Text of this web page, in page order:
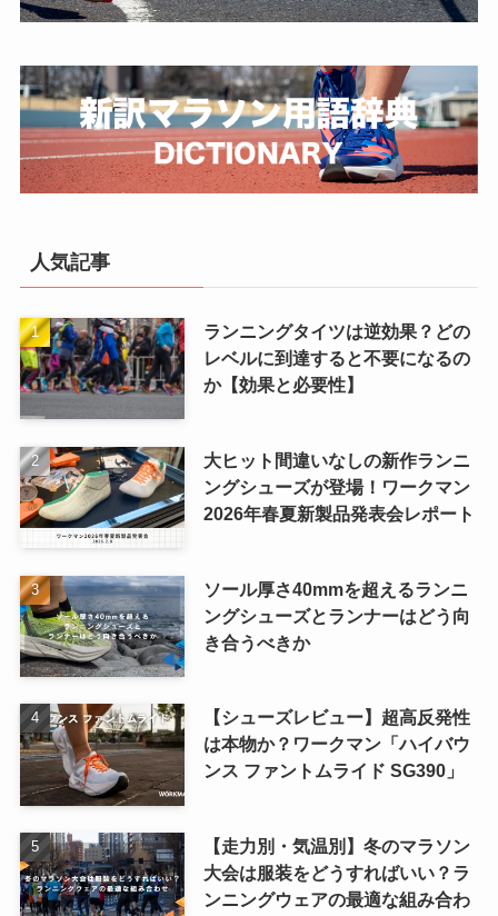
人気記事
ランニングタイツは逆効果？どの
レベルに到達すると不要になるの
か【効果と必要性】
大ヒット間違いなしの新作ランニ
ングシューズが登場！ワークマン
2026年春夏新製品発表会レポート
ソール厚さ40mmを超えるランニ
ングシューズとランナーはどう向
き合うべきか
【シューズレビュー】超高反発性
は本物か？ワークマン「ハイバウ
ンス ファントムライド SG390」
【走力別・気温別】冬のマラソン
大会は服装をどうすればいい？ラ
ンニングウェアの最適な組み合わ